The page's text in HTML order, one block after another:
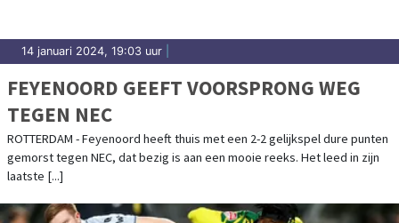
14 januari 2024, 19:03 uur
FEYENOORD GEEFT VOORSPRONG WEG
TEGEN NEC
ROTTERDAM - Feyenoord heeft thuis met een 2-2 gelijkspel dure punten
gemorst tegen NEC, dat bezig is aan een mooie reeks. Het leed in zijn
laatste [...]